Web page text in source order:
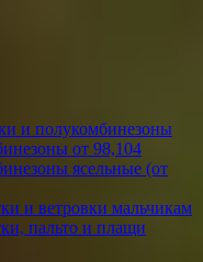
и полукомбинезоны
от 98,104
ясельные (от
и ветровки мальчикам
пальто и плащи